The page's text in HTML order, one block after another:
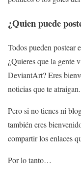
¿Quien puede
Todos pueden postear
¿Quieres que la gente
DeviantArt? Eres
noticias que te atraigan.
Pero si no tienes ni
también eres
compartir los enlaces
Por lo tanto…